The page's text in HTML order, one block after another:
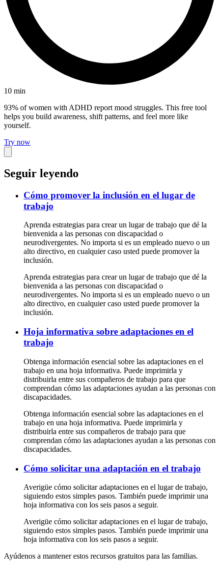
10 min
93% of women with ADHD report mood struggles. This free tool
helps you build awareness, shift patterns, and feel more like
yourself.
Try now
Seguir leyendo
Cómo promover la inclusión en el lugar de
trabajo
Aprenda estrategias para crear un lugar de trabajo que dé la
bienvenida a las personas con discapacidad o
neurodivergentes. No importa si es un empleado nuevo o un
alto directivo, en cualquier caso usted puede promover la
inclusión.
Aprenda estrategias para crear un lugar de trabajo que dé la
bienvenida a las personas con discapacidad o
neurodivergentes. No importa si es un empleado nuevo o un
alto directivo, en cualquier caso usted puede promover la
inclusión.
Hoja informativa sobre adaptaciones en el
trabajo
Obtenga información esencial sobre las adaptaciones en el
trabajo en una hoja informativa. Puede imprimirla y
distribuirla entre sus compañeros de trabajo para que
comprendan cómo las adaptaciones ayudan a las personas con
discapacidades.
Obtenga información esencial sobre las adaptaciones en el
trabajo en una hoja informativa. Puede imprimirla y
distribuirla entre sus compañeros de trabajo para que
comprendan cómo las adaptaciones ayudan a las personas con
discapacidades.
Cómo solicitar una adaptación en el trabajo
Averigüe cómo solicitar adaptaciones en el lugar de trabajo,
siguiendo estos simples pasos. También puede imprimir una
hoja informativa con los seis pasos a seguir.
Averigüe cómo solicitar adaptaciones en el lugar de trabajo,
siguiendo estos simples pasos. También puede imprimir una
hoja informativa con los seis pasos a seguir.
Ayúdenos a mantener estos recursos gratuitos para las familias.